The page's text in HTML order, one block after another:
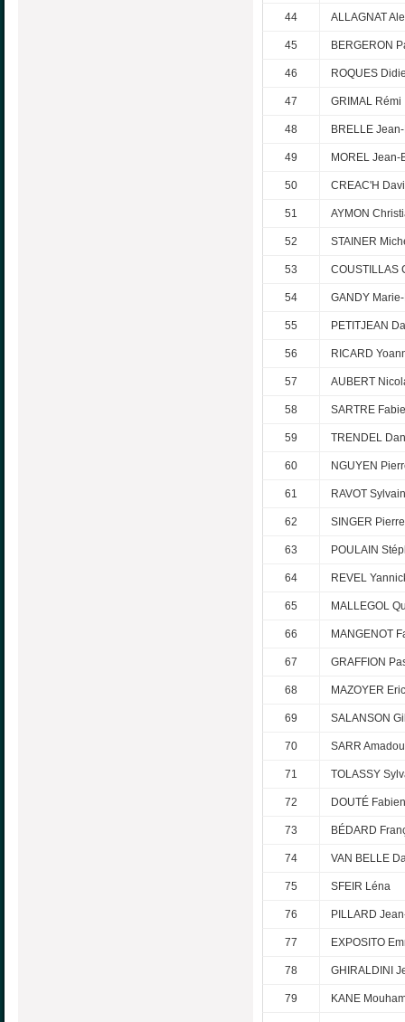
44 ALLAGNAT
45 BERGERON
46 ROQUES
47 GRIMAL Rémi
48 BRELLE
49 MOREL Jean-
50 CREAC'H
51 AYMON
52 STAINER
53 COUSTILLAS
54 GANDY
55 PETITJEAN
56 RICARD
57 AUBERT
58 SARTRE
59 TRENDEL
60 NGUYEN
61 RAVOT Sylvain
62 SINGER
63 POULAIN
64 REVEL
65 MALLEGOL
66 MANGENOT
67 GRAFFION
68 MAZOYER Eric
69 SALANSON
70 SARR Amadou
71 TOLASSY
72 DOUTÉ Fabien
73 BÉDARD
74 VAN BELLE
75 SFEIR Léna
76 PILLARD
77 EXPOSITO
78 GHIRALDINI
79 KANE